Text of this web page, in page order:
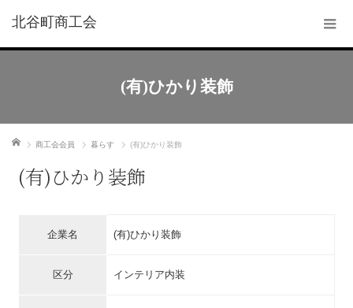
北谷町商工会
(有)ひかり装飾
ホーム 商工会会員 暮らす (有)ひかり装飾
(有)ひかり装飾
企業名 (有)ひかり装飾
区分 インテリア内装